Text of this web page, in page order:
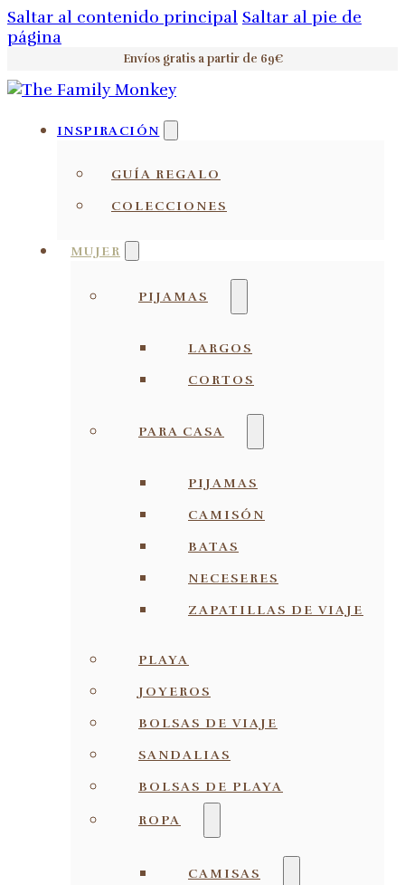
Saltar al contenido principal Saltar al pie de
página
Envíos gratis a partir de 69€
INSPIRACIÓN
GUÍA REGALO
COLECCIONES
MUJER
PIJAMAS
LARGOS
CORTOS
PARA CASA
PIJAMAS
CAMISÓN
BATAS
NECESERES
ZAPATILLAS DE VIAJE
PLAYA
JOYEROS
BOLSAS DE VIAJE
SANDALIAS
BOLSAS DE PLAYA
ROPA
CAMISAS